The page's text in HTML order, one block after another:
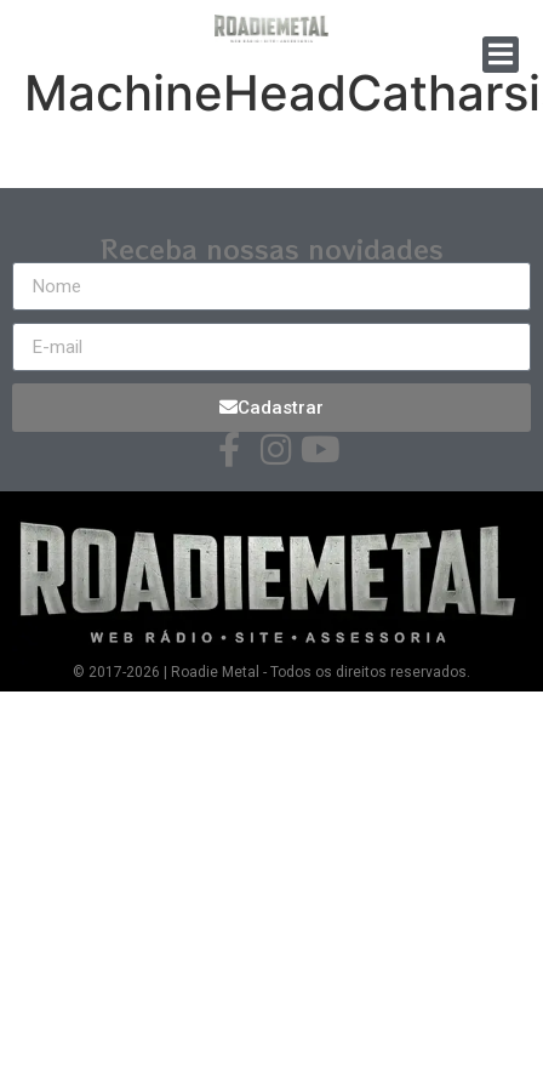
Receba nossas novidades
Cadastrar
© 2017-2026 | Roadie Metal - Todos os direitos reservados.